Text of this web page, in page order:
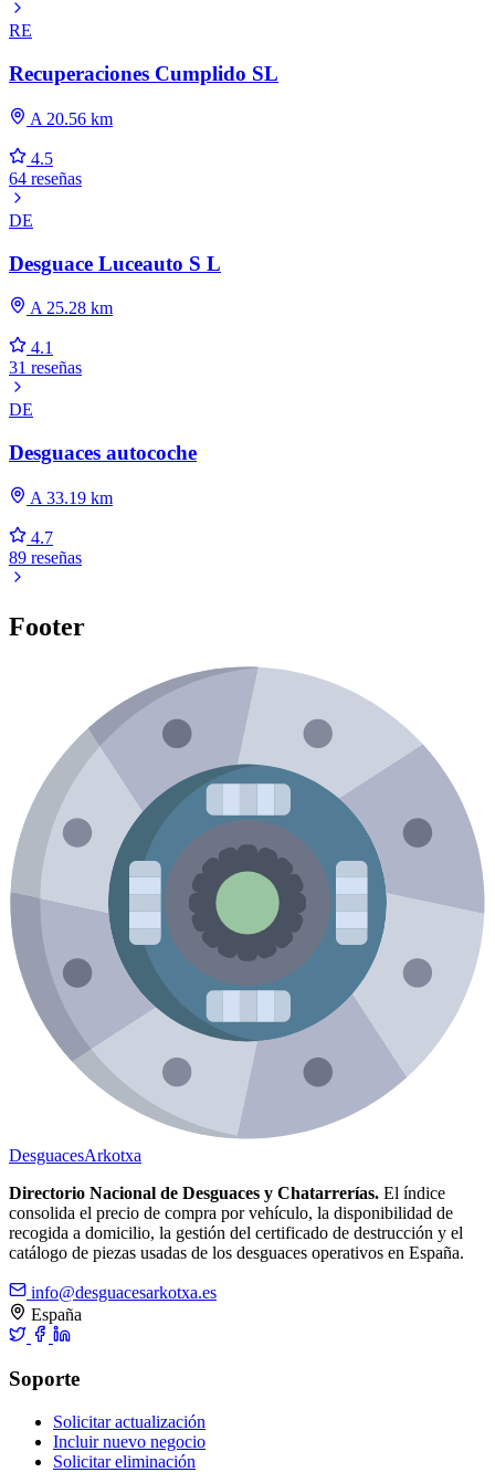
RE
Recuperaciones Cumplido SL
A 20.56 km
4.5
64 reseñas
DE
Desguace Luceauto S L
A 25.28 km
4.1
31 reseñas
DE
Desguaces autocoche
A 33.19 km
4.7
89 reseñas
Footer
DesguacesArkotxa
Directorio Nacional de Desguaces y Chatarrerías. El índice
consolida el precio de compra por vehículo, la disponibilidad de
recogida a domicilio, la gestión del certificado de destrucción y el
catálogo de piezas usadas de los desguaces operativos en España.
info@desguacesarkotxa.es
España
Soporte
Solicitar actualización
Incluir nuevo negocio
Solicitar eliminación